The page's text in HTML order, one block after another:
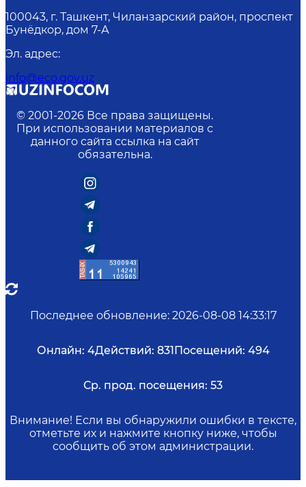
100043, г. Ташкент, Чиланзарский район, проспект
Бунёдкор, дом 7-А
Эл. адрес:
info@eco.gov.uz
© 2001-2026 Все права защищены.
При использовании материалов с
данного сайта ссылка на сайт
обязательна.
Последнее обновление: 2026-08-08 14:33:17
Онлайн: 4Действий: 831Посещений: 494
Ср. прод. посещения: 53
Внимание! Если вы обнаружили ошибки в тексте,
отметьте их и нажмите кнопку ниже, чтобы
сообщить об этом администрации.